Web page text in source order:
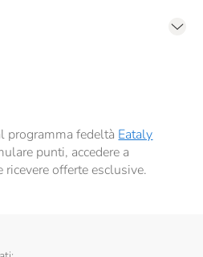
in caso di consenso prestato ai
programma fedeltà Eataly
punti, accedere a
offerte esclusive.